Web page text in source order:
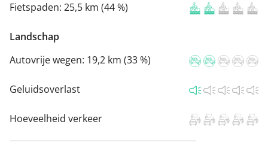
Fietspaden: 25,5 km (44 %)
Landschap
Autovrije wegen: 19,2 km (33 %)
Geluidsoverlast
Hoeveelheid verkeer